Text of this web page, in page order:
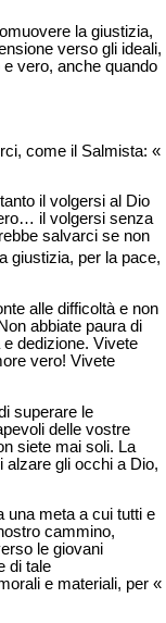
la giustizia,
verso gli ideali,
vero, anche quando
come il Salmista: «
il volgersi al Dio
il volgersi senza
salvarci se non
giustizia, per la pace,
alle difficoltà e non
abbiate paura di
dedizione. Vivete
vero! Vivete
superare le
delle vostre
siete mai soli. La
alzare gli occhi a Dio,
una meta a cui tutti e
cammino,
le giovani
di tale
e materiali, per «